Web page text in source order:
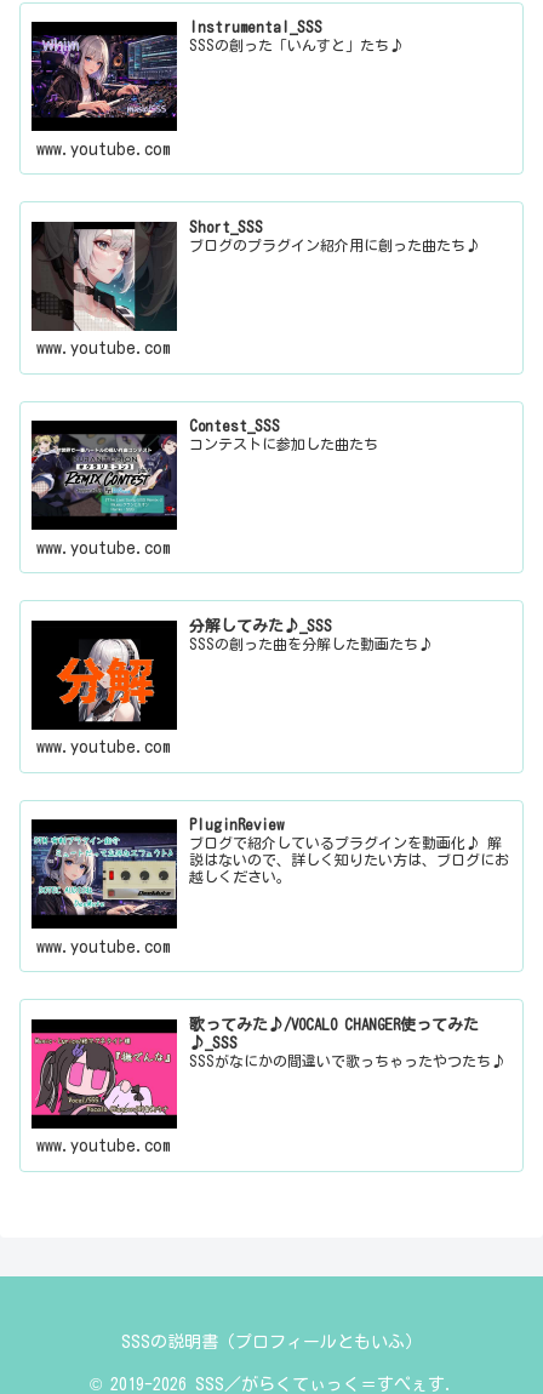
Instrumental_SSS
SSSの創った「いんすと」たち♪
www.youtube.com
Short_SSS
ブログのプラグイン紹介用に創った曲たち♪
www.youtube.com
Contest_SSS
コンテストに参加した曲たち
www.youtube.com
分解してみた♪_SSS
SSSの創った曲を分解した動画たち♪
www.youtube.com
PluginReview
ブログで紹介しているプラグインを動画化♪ 解
説はないので、詳しく知りたい方は、ブログにお
越しください。
www.youtube.com
歌ってみた♪/VOCALO CHANGER使ってみた
♪_SSS
SSSがなにかの間違いで歌っちゃったやつたち♪
www.youtube.com
SSSの説明書（プロフィールともいふ）
© 2019-2026 SSS／がらくてぃっく＝すぺぇす.